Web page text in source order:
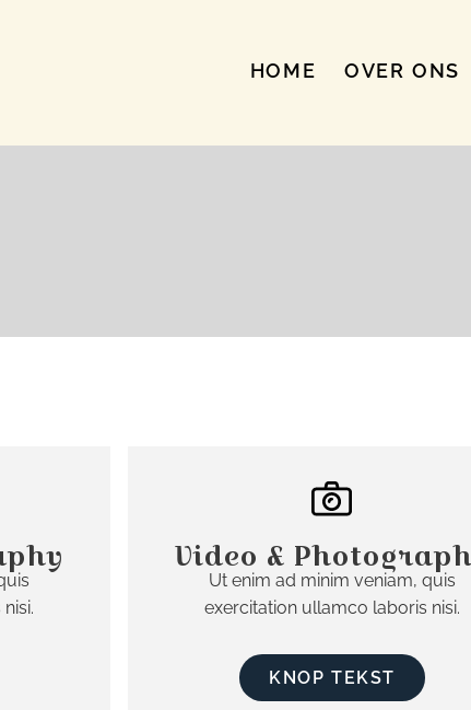
HOME OVER ONS
Video &
Ut enim ad minim veniam, quis
exercitation ullamco laboris nisi.
KNOP TEKST